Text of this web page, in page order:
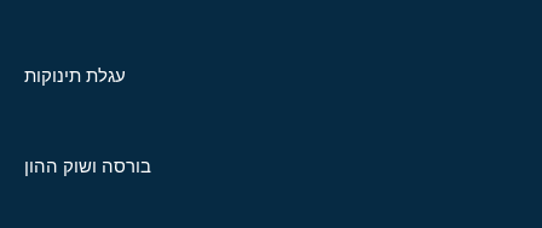
עגלת תינוקות
בורסה ושוק ההון